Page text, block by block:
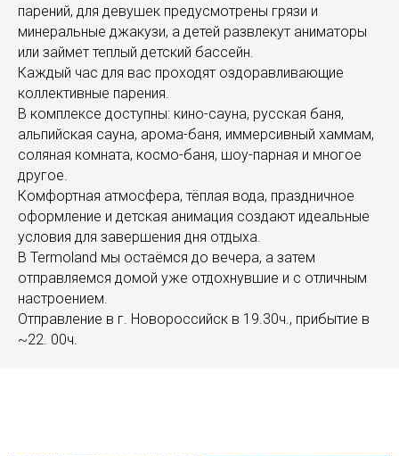
парений, для девушек предусмотрены грязи и
минеральные джакузи, а детей развлекут аниматоры
или займет теплый детский бассейн.
Каждый час для вас проходят оздоравливающие
коллективные парения.
В комплексе доступны: кино-сауна, русская баня,
альпийская сауна, арома-баня, иммерсивный хаммам,
соляная комната, космо-баня, шоу-парная и многое
другое.
Комфортная атмосфера, тёплая вода, праздничное
оформление и детская анимация создают идеальные
условия для завершения дня отдыха.
В Termoland мы остаёмся до вечера, а затем
отправляемся домой уже отдохнувшие и с отличным
настроением.
Отправление в г. Новороссийск в 19.30ч., прибытие в
~22. 00ч.